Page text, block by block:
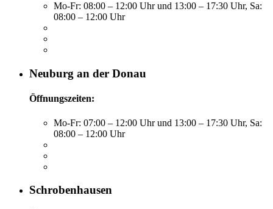
Mo-Fr: 08:00 – 12:00 Uhr und 13:00 – 17:30 Uhr, Sa:
08:00 – 12:00 Uhr
Neuburg an der Donau
Öffnungszeiten:
Mo-Fr: 07:00 – 12:00 Uhr und 13:00 – 17:30 Uhr, Sa:
08:00 – 12:00 Uhr
Schrobenhausen